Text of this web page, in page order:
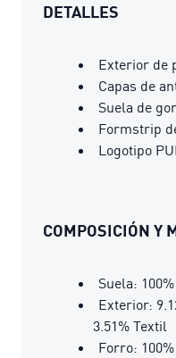
DETALLES
Exterior de
Capas de
Suela de
Formstrip
Logotipo
COMPOSICIÓN Y
Suela:
Exterior:
3.51% Textil
Forro: